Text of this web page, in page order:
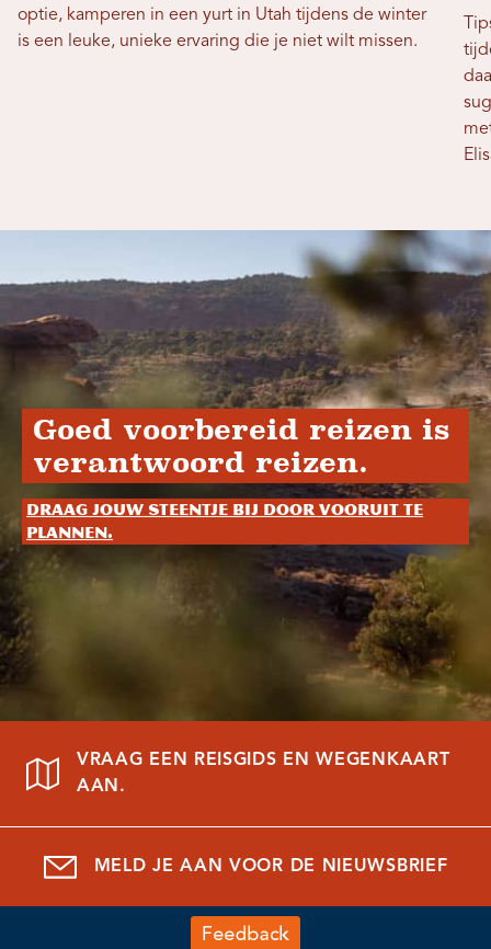
optie, kamperen in een yurt in Utah tijdens de winter
is een leuke, unieke ervaring die je niet wilt missen.
Goed voorbereid reizen is
verantwoord reizen.
Draag jouw steentje bij door vooruit te
plannen.
VRAAG EEN REISGIDS EN WEGENKAART
AAN.
MELD JE AAN VOOR DE NIEUWSBRIEF